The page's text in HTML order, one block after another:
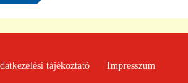
tájékoztató Impresszum